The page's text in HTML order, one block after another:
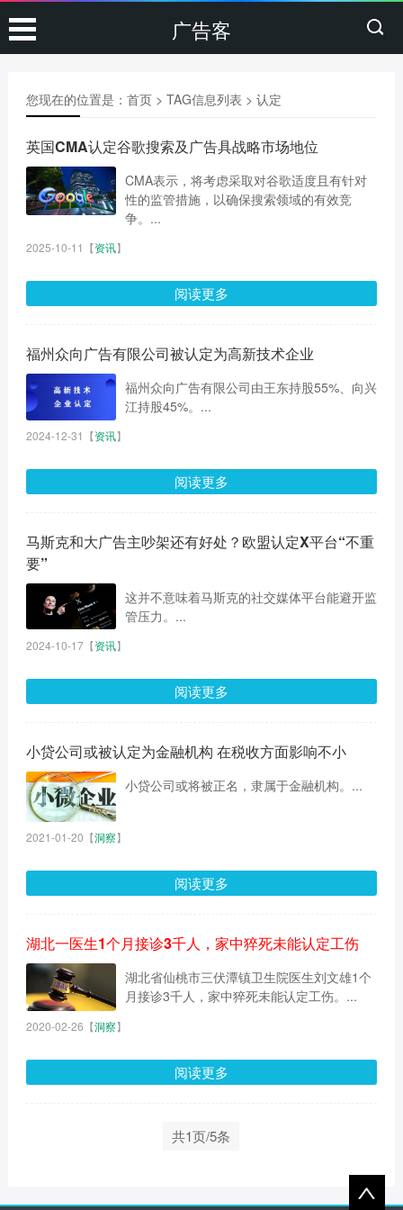
广告客
您现在的位置是： 首页> TAG信息列表 > 认定
英国CMA认定谷歌搜索及广告具战略市场地位
CMA表示，将考虑采取对谷歌适度且有针对
性的监管措施，以确保搜索领域的有效竞
争。...
2025-10-11 【资讯】
阅读更多
福州众向广告有限公司被认定为高新技术企业
福州众向广告有限公司由王东持股55%、向兴
江持股45%。...
2024-12-31 【资讯】
阅读更多
马斯克和大广告主吵架还有好处？欧盟认定X平台“不重
要”
这并不意味着马斯克的社交媒体平台能避开监
管压力。...
2024-10-17【资讯】
阅读更多
小贷公司或被认定为金融机构 在税收方面影响不小
小贷公司或将被正名，隶属于金融机构。...
2021-01-20 【洞察】
阅读更多
湖北一医生1个月接诊3千人，家中猝死未能认定工伤
湖北省仙桃市三伏潭镇卫生院医生刘文雄1个
月接诊3千人，家中猝死未能认定工伤。...
2020-02-26 【洞察】
阅读更多
共1页/5条